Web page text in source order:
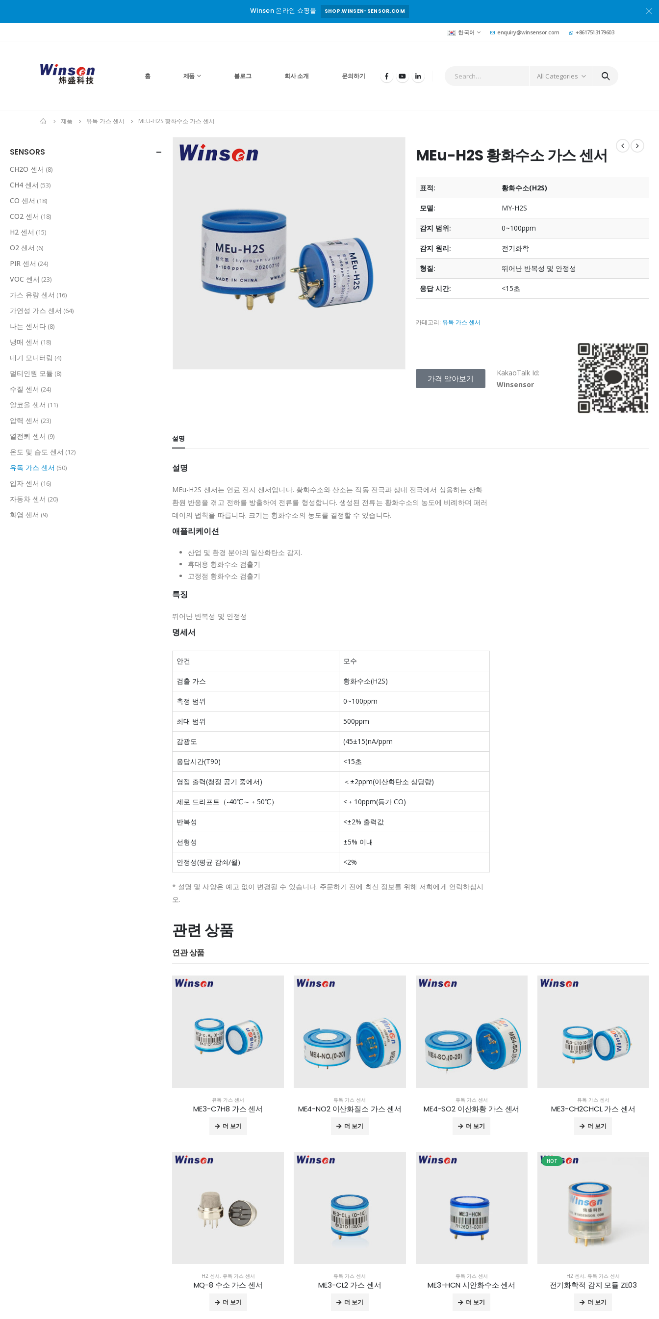
Winsen 온라인 쇼핑몰 SHOP.WINSEN-SENSOR.COM
한국어 enquiry@winsensor.com +8617513179603
홈 제품 블로그 회사 소개 문의하기 All Categories
제품 유독 가스 센서 MEU-H2S 황화수소 가스 센서
MEu-H2S 황화수소 가스 센서
표적: 황화수소(H2S)
모델: MY-H2S
감지 범위: 0~100ppm
감지 원리: 전기화학
형질: 뛰어난 반복성 및 안정성
응답 시간: <15초
카테고리: 유독 가스 센서
가격 알아보기
KakaoTalk Id:
Winsensor
설명
설명
MEu-H2S 센서는 연료 전지 센서입니다. 황화수소와 산소는 작동 전극과 상대 전극에서 상응하는 산화
환원 반응을 겪고 전하를 방출하여 전류를 형성합니다.생성된 전류는 황화수소의 농도에 비례하며 패러
데이의 법칙을 따릅니다. 크기는 황화수소의 농도를 결정할 수 있습니다.
애플리케이션
산업 및 환경 분야의 일산화탄소 감지.
휴대용 황화수소 검출기
고정점 황화수소 검출기
특징
뛰어난 반복성 및 안정성
명세서
안건 모수
검출 가스 황화수소(H2S)
측정 범위 0~100ppm
최대 범위 500ppm
감광도 (45±15)nA/ppm
응답시간(T90) <15초
영점 출력(청정 공기 중에서) ＜±2ppm(이산화탄소 상당량)
제로 드리프트（-40℃～﹢50℃） <﹢10ppm(등가 CO)
반복성 <±2% 출력값
선형성 ±5% 이내
안정성(평균 감쇠/월) <2%
* 설명 및 사양은 예고 없이 변경될 수 있습니다. 주문하기 전에 최신 정보를 위해 저희에게 연락하십시
오.
관련 상품
연관 상품
유독 가스 센서
ME3-C7H8 가스 센서
더 보기
유독 가스 센서
ME4-NO2 이산화질소 가스 센서
더 보기
유독 가스 센서
ME4-SO2 이산화황 가스 센서
더 보기
유독 가스 센서
ME3-CH2CHCL 가스 센서
더 보기
H2 센서, 유독 가스 센서
MQ-8 수소 가스 센서
더 보기
유독 가스 센서
ME3-CL2 가스 센서
더 보기
유독 가스 센서
ME3-HCN 시안화수소 센서
더 보기
HOT
H2 센서, 유독 가스 센서
전기화학적 감지 모듈 ZE03
더 보기
SENSORS
CH2O 센서 (8)
CH4 센서 (53)
CO 센서 (18)
CO2 센서 (18)
H2 센서 (15)
O2 센서 (6)
PIR 센서 (24)
VOC 센서 (23)
가스 유량 센서 (16)
가연성 가스 센서 (64)
나는 센서다 (8)
냉매 센서 (18)
대기 모니터링 (4)
멀티인원 모듈 (8)
수질 센서 (24)
알코올 센서 (11)
압력 센서 (23)
열전퇴 센서 (9)
온도 및 습도 센서 (12)
유독 가스 센서 (50)
입자 센서 (16)
자동차 센서 (20)
화염 센서 (9)